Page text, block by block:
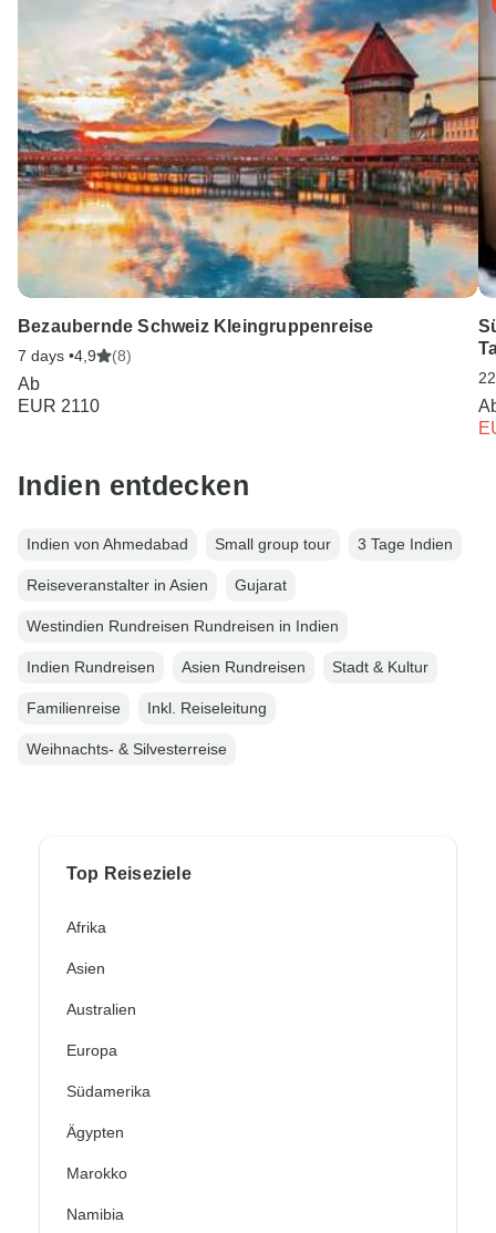
Unser Serviceteam ist 24 Stunden an 7 Tagen der Woche
Bezaubernde Schweiz Kleingruppenreise
7 days •4,9 (8)
Ab
EUR 2110
Indien entdecken
Indien von Ahmedabad Small group tour 3 Tage Indien
Reiseveranstalter in Asien Gujarat
Westindien Rundreisen Rundreisen in Indien
Indien Rundreisen Asien Rundreisen Stadt & Kultur
Familienreise Inkl. Reiseleitung
Weihnachts- & Silvesterreise
Top Reiseziele
Afrika
Asien
Australien
Europa
Südamerika
Ägypten
Marokko
Namibia